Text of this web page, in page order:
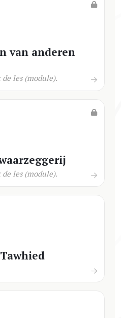
van anderen
de les (module).
de les (module).